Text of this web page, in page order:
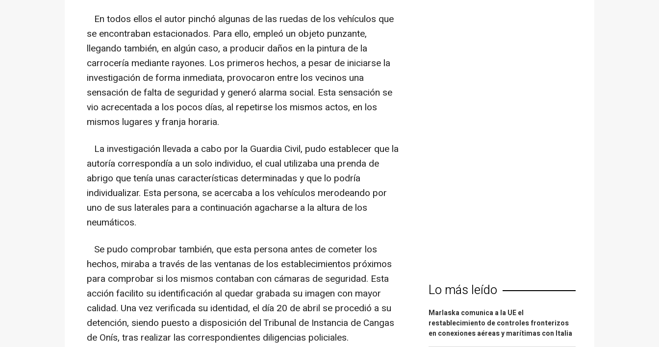
En todos ellos el autor pinchó algunas de las ruedas de los vehículos que
se encontraban estacionados. Para ello, empleó un objeto punzante,
llegando también, en algún caso, a producir daños en la pintura de la
carrocería mediante rayones. Los primeros hechos, a pesar de iniciarse la
investigación de forma inmediata, provocaron entre los vecinos una
sensación de falta de seguridad y generó alarma social. Esta sensación se
vio acrecentada a los pocos días, al repetirse los mismos actos, en los
mismos lugares y franja horaria.
La investigación llevada a cabo por la Guardia Civil, pudo establecer que la
autoría correspondía a un solo individuo, el cual utilizaba una prenda de
abrigo que tenía unas características determinadas y que lo podría
individualizar. Esta persona, se acercaba a los vehículos merodeando por
uno de sus laterales para a continuación agacharse a la altura de los
neumáticos.
Se pudo comprobar también, que esta persona antes de cometer los
hechos, miraba a través de las ventanas de los establecimientos próximos
para comprobar si los mismos contaban con cámaras de seguridad. Esta
acción facilito su identificación al quedar grabada su imagen con mayor
calidad. Una vez verificada su identidad, el día 20 de abril se procedió a su
detención, siendo puesto a disposición del Tribunal de Instancia de Cangas
de Onís, tras realizar las correspondientes diligencias policiales.
Lo más leído
Marlaska comunica a la UE el
restablecimiento de controles fronterizos
en conexiones aéreas y marítimas con Italia